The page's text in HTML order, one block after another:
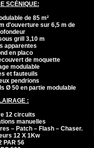
SCÉNIQUE:
de 85 m²
d'ouverture sur 6,5 m de
grill 3,10 m
apparentes
en placo
de moquette
modulable
et fauteuils
pendrions
Ø 50 en partie modulable
:
12 circuits
manuelles
– Patch – Flash – Chaser.
12 X 1Kw
PAR 56